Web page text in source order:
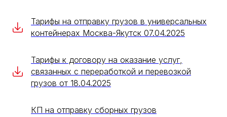
Тарифы на отправку грузов в универсальных
контейнерах Москва-Якутск 07.04.2025
Тарифы к договору на оказание услуг,
связанных с переработкой и перевозкой
грузов от 18.04.2025
КП на отправку сборных грузов